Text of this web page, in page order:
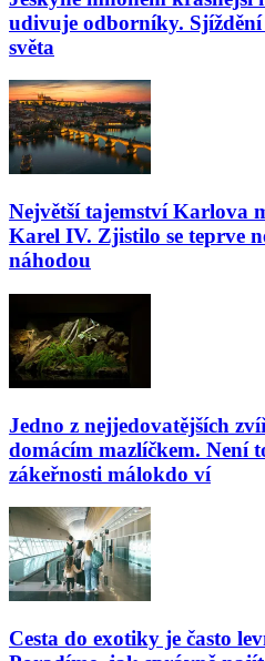
udivuje odborníky. Sjíždění
světa
Největší tajemství Karlova
Karel IV. Zjistilo se teprve
náhodou
Jedno z nejjedovatějších
domácím mazlíčkem. Není
zákeřnosti málokdo ví
Cesta do exotiky je často